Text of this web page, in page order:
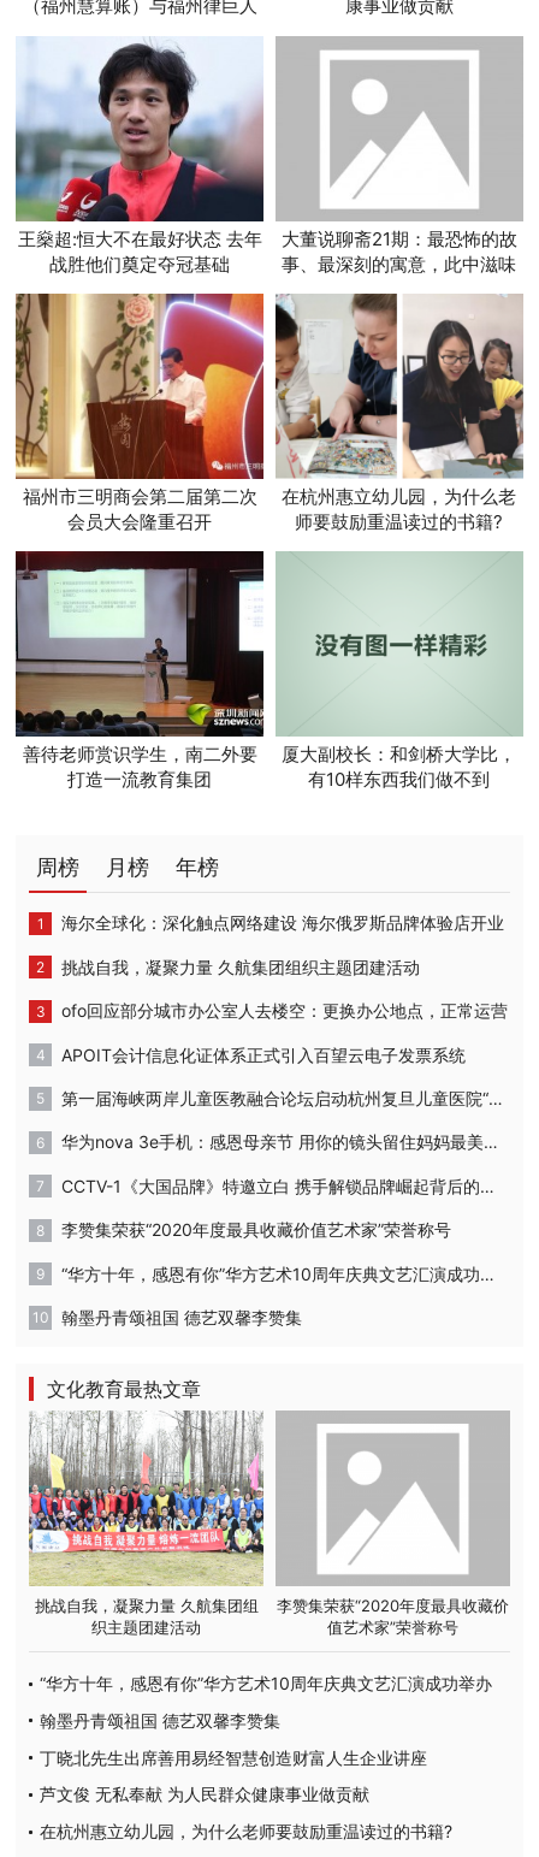
（福州慧算账）与福州律巨人
共绘法税蓝图
康事业做贡献
王燊超:恒大不在最好状态 去年
战胜他们奠定夺冠基础
大董说聊斋21期：最恐怖的故
事、最深刻的寓意，此中滋味
谁人知？
福州市三明商会第二届第二次
会员大会隆重召开
在杭州惠立幼儿园，为什么老
师要鼓励重温读过的书籍?
善待老师赏识学生，南二外要
打造一流教育集团
厦大副校长：和剑桥大学比，
有10样东西我们做不到
周榜 月榜 年榜
海尔全球化：深化触点网络建设 海尔俄罗斯品牌体验店开业
挑战自我，凝聚力量 久航集团组织主题团建活动
ofo回应部分城市办公室人去楼空：更换办公地点，正常运营
APOIT会计信息化证体系正式引入百望云电子发票系统
第一届海峡两岸儿童医教融合论坛启动杭州复旦儿童医院“复星”计划
华为nova 3e手机：感恩母亲节 用你的镜头留住妈妈最美的时刻
CCTV-1《大国品牌》特邀立白 携手解锁品牌崛起背后的密码
李赞集荣获“2020年度最具收藏价值艺术家”荣誉称号
“华方十年，感恩有你”华方艺术10周年庆典文艺汇演成功举办
翰墨丹青颂祖国 德艺双馨李赞集
文化教育最热文章
挑战自我，凝聚力量 久航集团组
织主题团建活动
李赞集荣获“2020年度最具收藏价
值艺术家”荣誉称号
“华方十年，感恩有你”华方艺术10周年庆典文艺汇演成功举办
翰墨丹青颂祖国 德艺双馨李赞集
丁晓北先生出席善用易经智慧创造财富人生企业讲座
芦文俊 无私奉献 为人民群众健康事业做贡献
在杭州惠立幼儿园，为什么老师要鼓励重温读过的书籍?